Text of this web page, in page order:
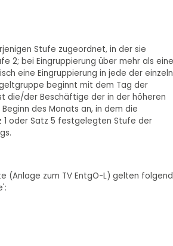
Stufe zugeordnet, in der sie
2; bei Eingruppierung über mehr als eine
eine Eingruppierung in jede der
beginnt mit dem Tag der
die/der Beschäftige der in der höheren
des Monats an, in dem die
1 oder Satz 5 festgelegten Stufe der
(Anlage zum TV EntgO-L) gelten